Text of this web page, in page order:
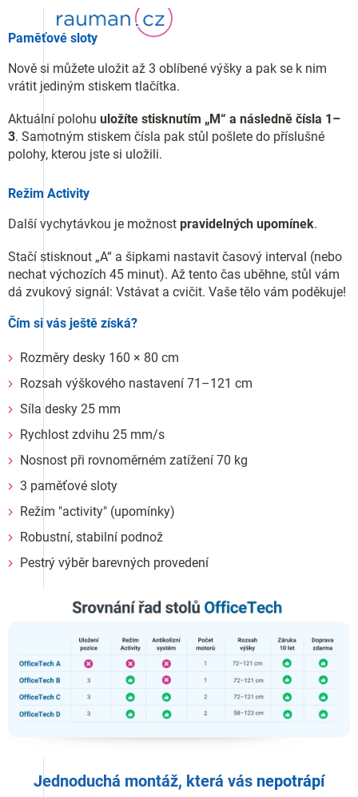
Paměťové sloty
Nově si můžete uložit až 3 oblíbené výšky a pak se k nim
vrátit jediným stiskem tlačítka.
Aktuální polohu uložíte stisknutím „M“ a následně čísla 1–
3. Samotným stiskem čísla pak stůl pošlete do příslušné
polohy, kterou jste si uložili.
Režim Activity
Další vychytávkou je možnost pravidelných upomínek.
Stačí stisknout „A“ a šipkami nastavit časový interval (nebo
nechat výchozích 45 minut). Až tento čas uběhne, stůl vám
dá zvukový signál: Vstávat a cvičit. Vaše tělo vám poděkuje!
Čím si vás ještě získá?
Rozměry desky 160 × 80 cm
Rozsah výškového nastavení 71–121 cm
Síla desky 25 mm
Rychlost zdvihu 25 mm/s
Nosnost při rovnoměrném zatížení 70 kg
3 paměťové sloty
Režim "activity" (upomínky)
Robustní, stabilní podnož
Pestrý výběr barevných provedení
Jednoduchá montáž, která vás nepotrápí